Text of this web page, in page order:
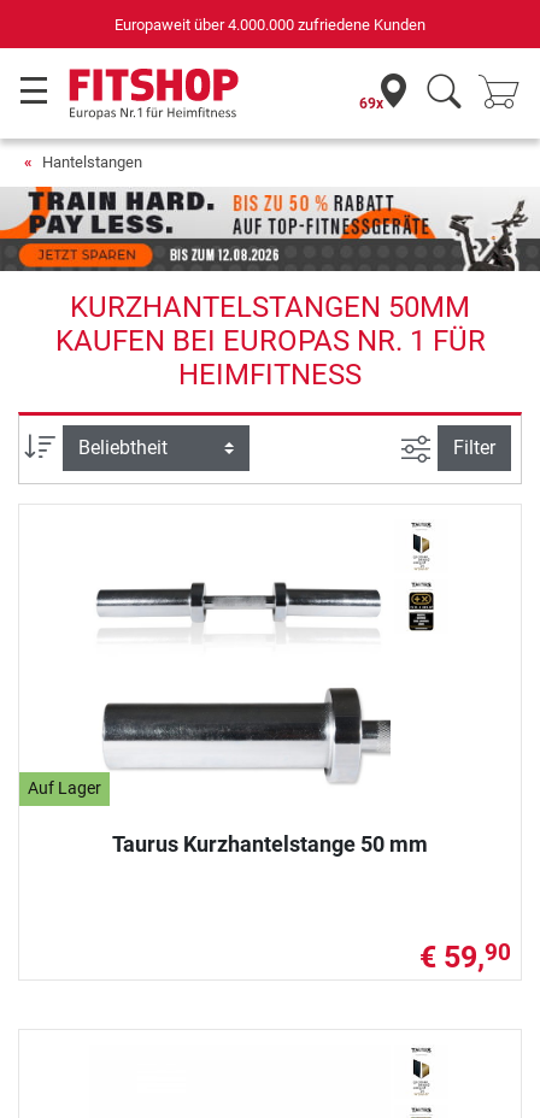
Europaweit über 4.000.000 zufriedene Kunden
69x
Hantelstangen
KURZHANTELSTANGEN 50MM
KAUFEN BEI EUROPAS NR. 1 FÜR
HEIMFITNESS
Sortierung Ansicht
Filter
Auf Lager
Taurus Kurzhantelstange 50 mm
€ 59,90